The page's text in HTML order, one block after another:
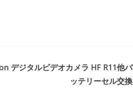
デジタルビデオカメラ HF R11他バ
ッテリーセル交換